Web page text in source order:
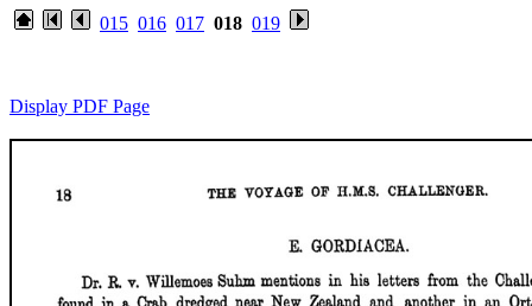
015 016 017 018 019
Display PDF Page